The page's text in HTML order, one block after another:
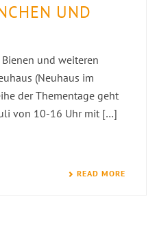
UND C
und weiteren
(Neuhaus im
der Thementage geht
von 10-16 Uhr mit […]
READ MORE